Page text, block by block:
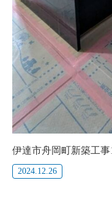
伊達市舟岡町新築工事
2024.12.26